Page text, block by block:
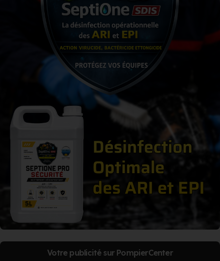
Votre publicité sur PompierCenter